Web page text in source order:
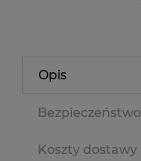
Opis
Bezpieczeństwo
Koszty dostawy